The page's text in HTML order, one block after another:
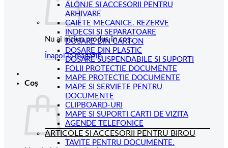
Nu ai niciun produs în coș.
Înapoi la magazin
Coș
ALONJE SI ACCESORII PENTRU
ARHIVARE
CAIETE MECANICE. REZERVE
INDECSI SI SEPARATOARE
DOSARE DIN CARTON
DOSARE DIN PLASTIC
DOSARE SUSPENDABILE SI SUPORTI
FOLII PROTECTIE DOCUMENTE
MAPE PROTECTIE DOCUMENTE
MAPE SI SERVIETE PENTRU
DOCUMENTE
CLIPBOARD-URI
MAPE SI SUPORTI CARTI DE VIZITA
AGENDE TELEFONICE
ARTICOLE SI ACCESORII PENTRU BIROU
TAVITE PENTRU DOCUMENTE.